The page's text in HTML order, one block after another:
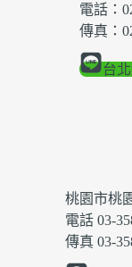
電話：
傳真：
台
桃園市桃
電話 03-
傳真 03-